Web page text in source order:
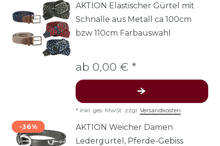
AKTION Elastischer Gürtel mit
Schnalle aus Metall ca 100cm
bzw 110cm Farbauswahl
ab 0,00 € *
* inkl. ges. MwSt. zzgl. Versandkosten
-36%
AKTION Weicher Damen
Ledergürtel, Pferde-Gebiss